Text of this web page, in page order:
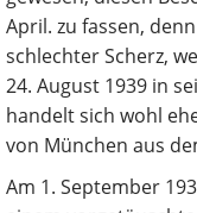
April. zu fassen,
schlechter Scherz,
24. August 1939 in
handelt sich wohl
von München aus
Am 1. September